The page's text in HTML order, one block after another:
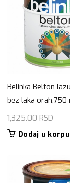
Belinka Belton
bez laka orah,750
1,325.00 RSD
Dodaj u korpu